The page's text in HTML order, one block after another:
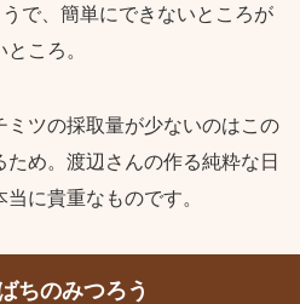
で、簡単にできないところが
ころ。
ミツの採取量が少ないのはこの
め。渡辺さんの作る純粋な日
に貴重なものです。
ちのみつろう